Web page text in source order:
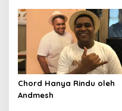
Chord Hanya Rindu oleh
Andmesh